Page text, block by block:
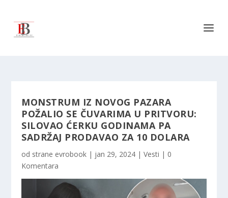
MONSTRUM IZ NOVOG PAZARA
POŽALIO SE ČUVARIMA U PRITVORU:
SILOVAO ĆERKU GODINAMA PA
SADRŽAJ PRODAVAO ZA 10 DOLARA
od strane evrobook | jan 29, 2024 |Vesti | 0
Komentara